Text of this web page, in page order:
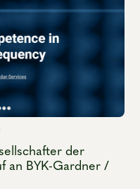
der
an BYK-Gardner /